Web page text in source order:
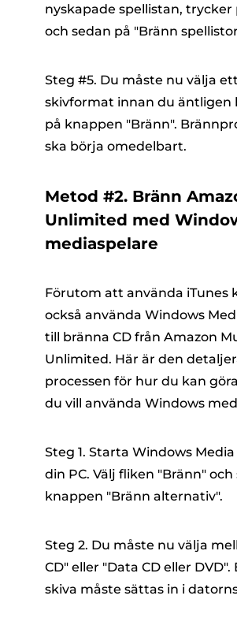
nyskapade spellistan, trycker
och sedan på "Bränn
Steg #5. Du måste nu välja ett
skivformat innan du äntligen
på knappen "Bränn".
ska börja omedelbart.
Metod #2. Bränn
Unlimited med
mediaspelare
Förutom att använda iTunes
också använda Windows
till bränna CD från Amazon
Unlimited. Här är den
processen för hur du kan
du vill använda Windows
Steg 1. Starta Windows
din PC. Välj fliken "Bränn" och
knappen "Bränn alternativ".
Steg 2. Du måste nu välja
CD" eller "Data CD eller DVD".
skiva måste sättas in i